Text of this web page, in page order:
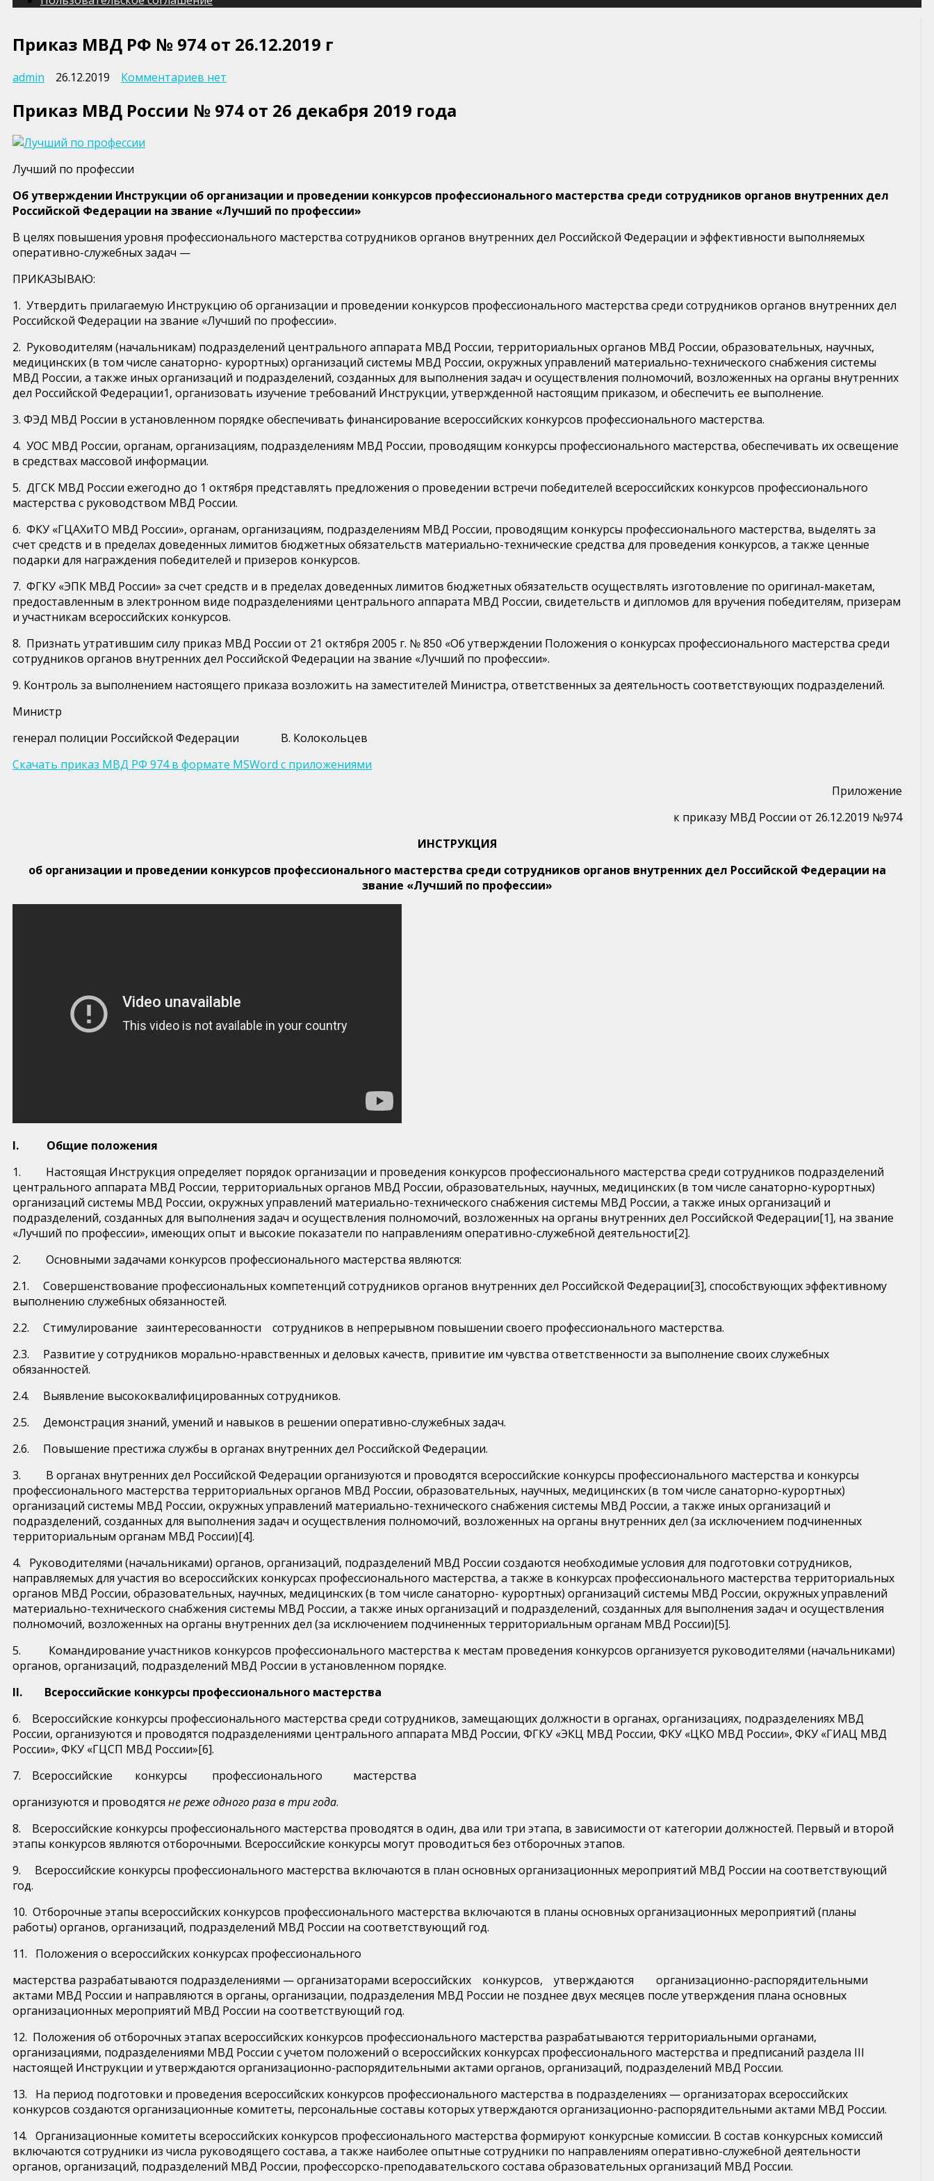
Приказ МВД РФ № 974 от 26.12.2019 г
admin 26.12.2019 Комментариев к
Приказ
МВД
26.12.2019
г
нет
Приказ МВД России № 974 от 26 декабря 2019 года
Лучший по профессии
Об утверждении Инструкции об организации и проведении конкурсов профессионального мастерства среди сотрудников органов внутренних дел
Российской Федерации на звание «Лучший по профессии»
В целях повышения уровня профессионального мастерства сотрудников органов внутренних дел Российской Федерации и эффективности выполняемых
оперативно-служебных задач —
ПРИКАЗЫВАЮ:
1. Утвердить прилагаемую Инструкцию об организации и проведении конкурсов профессионального мастерства среди сотрудников органов внутренних дел
Российской Федерации на звание «Лучший по профессии».
2. Руководителям (начальникам) подразделений центрального аппарата МВД России, территориальных органов МВД России, образовательных, научных,
медицинских (в том числе санаторно- курортных) организаций системы МВД России, окружных управлений материально-технического снабжения системы
МВД России, а также иных организаций и подразделений, созданных для выполнения задач и осуществления полномочий, возложенных на органы внутренних
дел Российской Федерации1, организовать изучение требований Инструкции, утвержденной настоящим приказом, и обеспечить ее выполнение.
3. ФЭД МВД России в установленном порядке обеспечивать финансирование всероссийских конкурсов профессионального мастерства.
4. УОС МВД России, органам, организациям, подразделениям МВД России, проводящим конкурсы профессионального мастерства, обеспечивать их освещение
в средствах массовой информации.
5. ДГСК МВД России ежегодно до 1 октября представлять предложения о проведении встречи победителей всероссийских конкурсов профессионального
мастерства с руководством МВД России.
6. ФКУ «ГЦАХиТО МВД России», органам, организациям, подразделениям МВД России, проводящим конкурсы профессионального мастерства, выделять за
счет средств и в пределах доведенных лимитов бюджетных обязательств материально-технические средства для проведения конкурсов, а также ценные
подарки для награждения победителей и призеров конкурсов.
7. ФГКУ «ЭПК МВД России» за счет средств и в пределах доведенных лимитов бюджетных обязательств осуществлять изготовление по оригинал-макетам,
предоставленным в электронном виде подразделениями центрального аппарата МВД России, свидетельств и дипломов для вручения победителям, призерам
и участникам всероссийских конкурсов.
8. Признать утратившим силу приказ МВД России от 21 октября 2005 г. № 850 «Об утверждении Положения о конкурсах профессионального мастерства среди
сотрудников органов внутренних дел Российской Федерации на звание «Лучший по профессии».
9. Контроль за выполнением настоящего приказа возложить на заместителей Министра, ответственных за деятельность соответствующих подразделений.
Министр
генерал полиции Российской Федерации В. Колокольцев
Скачать приказ МВД РФ 974 в формате MSWord с приложениями
Приложение
к приказу МВД России от 26.12.2019 №974
ИНСТРУКЦИЯ
об организации и проведении конкурсов профессионального мастерства среди сотрудников органов внутренних дел Российской Федерации на
звание «Лучший по профессии»
I. Общие положения
1. Настоящая Инструкция определяет порядок организации и проведения конкурсов профессионального мастерства среди сотрудников подразделений
центрального аппарата МВД России, территориальных органов МВД России, образовательных, научных, медицинских (в том числе санаторно-курортных)
организаций системы МВД России, окружных управлений материально-технического снабжения системы МВД России, а также иных организаций и
подразделений, созданных для выполнения задач и осуществления полномочий, возложенных на органы внутренних дел Российской Федерации[1], на звание
«Лучший по профессии», имеющих опыт и высокие показатели по направлениям оперативно-служебной деятельности[2].
2. Основными задачами конкурсов профессионального мастерства являются:
2.1. Совершенствование профессиональных компетенций сотрудников органов внутренних дел Российской Федерации[3], способствующих эффективному
выполнению служебных обязанностей.
2.2. Стимулирование заинтересованности сотрудников в непрерывном повышении своего профессионального мастерства.
2.3. Развитие у сотрудников морально-нравственных и деловых качеств, привитие им чувства ответственности за выполнение своих служебных
обязанностей.
2.4. Выявление высококвалифицированных сотрудников.
2.5. Демонстрация знаний, умений и навыков в решении оперативно-­служебных задач.
2.6. Повышение престижа службы в органах внутренних дел Российской Федерации.
3. В органах внутренних дел Российской Федерации организуются и проводятся всероссийские конкурсы профессионального мастерства и конкурсы
профессионального мастерства территориальных органов МВД России, образовательных, научных, медицинских (в том числе санаторно-курортных)
организаций системы МВД России, окружных управлений материально-технического снабжения системы МВД России, а также иных организаций и
подразделений, созданных для выполнения задач и осуществления полномочий, возложенных на органы внутренних дел (за исключением подчиненных
территориальным органам МВД России)[4].
4. Руководителями (начальниками) органов, организаций, подразделений МВД России создаются необходимые условия для подготовки сотрудников,
направляемых для участия во всероссийских конкурсах профессионального мастерства, а также в конкурсах профессионального мастерства территориальных
органов МВД России, образовательных, научных, медицинских (в том числе санаторно- курортных) организаций системы МВД России, окружных управлений
материально-технического снабжения системы МВД России, а также иных организаций и подразделений, созданных для выполнения задач и осуществления
полномочий, возложенных на органы внутренних дел (за исключением подчиненных территориальным органам МВД России)[5].
5. Командирование участников конкурсов профессионального мастерства к местам проведения конкурсов организуется руководителями (начальниками)
органов, организаций, подразделений МВД России в установленном порядке.
II. Всероссийские конкурсы профессионального мастерства
6. Всероссийские конкурсы профессионального мастерства среди сотрудников, замещающих должности в органах, организациях, подразделениях МВД
России, организуются и проводятся подразделениями центрального аппарата МВД России, ФГКУ «ЭКЦ МВД России, ФКУ «ЦКО МВД России», ФКУ «ГИАЦ МВД
России», ФКУ «ГЦСП МВД России»[6].
7. Всероссийские конкурсы профессионального мастерства
организуются и проводятся не реже одного раза в три года.
8. Всероссийские конкурсы профессионального мастерства проводятся в один, два или три этапа, в зависимости от категории должностей. Первый и второй
этапы конкурсов являются отборочными. Всероссийские конкурсы могут проводиться без отборочных этапов.
9. Всероссийские конкурсы профессионального мастерства включаются в план основных организационных мероприятий МВД России на соответствующий
год.
10. Отборочные этапы всероссийских конкурсов профессионального мастерства включаются в планы основных организационных мероприятий (планы
работы) органов, организаций, подразделений МВД России на соответствующий год.
11. Положения о всероссийских конкурсах профессионального
мастерства разрабатываются подразделениями — организаторами всероссийских конкурсов, утверждаются организационно­-распорядительными
актами МВД России и направляются в органы, организации, подразделения МВД России не позднее двух месяцев после утверждения плана основных
организационных мероприятий МВД России на соответствующий год.
12. Положения об отборочных этапах всероссийских конкурсов профессионального мастерства разрабатываются территориальными органами,
организациями, подразделениями МВД России с учетом положений о всероссийских конкурсах профессионального мастерства и предписаний раздела III
настоящей Инструкции и утверждаются организационно-распорядительными актами органов, организаций, подразделений МВД России.
13. На период подготовки и проведения всероссийских конкурсов профессионального мастерства в подразделениях — организаторах всероссийских
конкурсов создаются организационные комитеты, персональные составы которых утверждаются организационно­-распорядительными актами МВД России.
14. Организационные комитеты всероссийских конкурсов профессионального мастерства формируют конкурсные комиссии. В состав конкурсных комиссий
включаются сотрудники из числа руководящего состава, а также наиболее опытные сотрудники по направлениям оперативно-служебной деятельности
органов, организаций, подразделений МВД России, профессорско-преподавательского состава образовательных организаций МВД России.